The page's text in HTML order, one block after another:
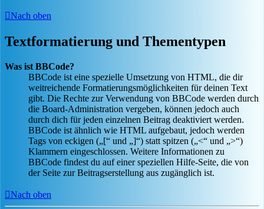
Nach oben
Textformatierung und Thementypen
Was ist BBCode?
BBCode ist eine spezielle Umsetzung von HTML, die dir
weitreichende Formatierungsmöglichkeiten für deinen Text
gibt. Die Rechte zur Verwendung von BBCode werden durch
die Board-Administration vergeben, können jedoch auch
durch dich für jeden einzelnen Beitrag deaktiviert werden.
BBCode ist ähnlich wie HTML aufgebaut, jedoch werden
Tags von eckigen („[“ und „]“) statt spitzen („<“ und „>“)
Klammern eingeschlossen. Weitere Informationen zu
BBCode findest du auf einer speziellen Hilfe-Seite, die von
der Seite zur Beitragserstellung aus zugänglich ist.
Nach oben